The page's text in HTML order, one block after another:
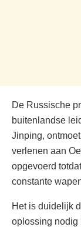
De Russische
buitenlandse
Jinping,
verlenen aan
opgevoerd
constante
Het is duidelijk
oplossing nodig